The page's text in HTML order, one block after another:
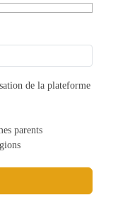
de la plateforme
parents